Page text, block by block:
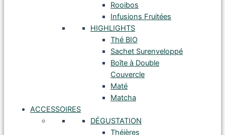
Rooibos
Infusions Fruitées
HIGHLIGHTS
Thé BIO
Sachet Surenveloppé
Boîte à Double
Couvercle
Maté
Matcha
ACCESSOIRES
DÉGUSTATION
Théières